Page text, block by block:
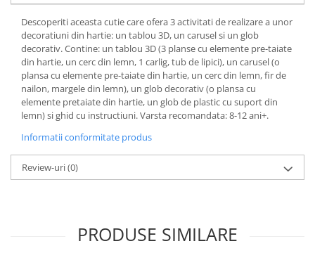
Descoperiti aceasta cutie care ofera 3 activitati de realizare a unor
decoratiuni din hartie: un tablou 3D, un carusel si un glob
decorativ. Contine: un tablou 3D (3 planse cu elemente pre-taiate
din hartie, un cerc din lemn, 1 carlig, tub de lipici), un carusel (o
plansa cu elemente pre-taiate din hartie, un cerc din lemn, fir de
nailon, margele din lemn), un glob decorativ (o plansa cu
elemente pretaiate din hartie, un glob de plastic cu suport din
lemn) si ghid cu instructiuni. Varsta recomandata: 8-12 ani+.
Informatii conformitate produs
Review-uri(0)
PRODUSE SIMILARE